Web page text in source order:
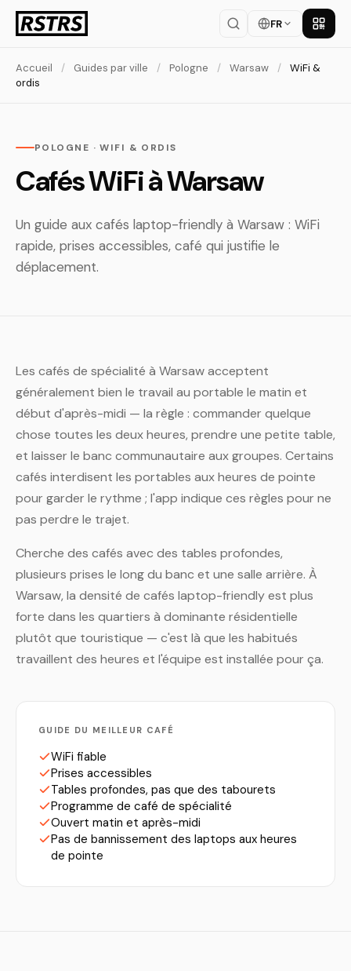
FR
Accueil / Guides par ville / Pologne / Warsaw /
WiFi &
ordis
POLOGNE · WIFI & ORDIS
Cafés WiFi à Warsaw
Un guide aux cafés laptop-friendly à Warsaw : WiFi
rapide, prises accessibles, café qui justifie le
déplacement.
Les cafés de spécialité à Warsaw acceptent
généralement bien le travail au portable le matin et
début d'après-midi — la règle : commander quelque
chose toutes les deux heures, prendre une petite table,
et laisser le banc communautaire aux groupes. Certains
cafés interdisent les portables aux heures de pointe
pour garder le rythme ; l'app indique ces règles pour ne
pas perdre le trajet.
Cherche des cafés avec des tables profondes,
plusieurs prises le long du banc et une salle arrière. À
Warsaw, la densité de cafés laptop-friendly est plus
forte dans les quartiers à dominante résidentielle
plutôt que touristique — c'est là que les habitués
travaillent des heures et l'équipe est installée pour ça.
GUIDE DU MEILLEUR CAFÉ
WiFi fiable
Prises accessibles
Tables profondes, pas que des tabourets
Programme de café de spécialité
Ouvert matin et après-midi
Pas de bannissement des laptops aux heures
de pointe